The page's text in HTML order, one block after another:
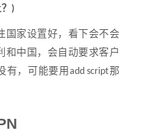
？ )
国家设置好，看下会不会
和中国，会自动要求客户
有，可能要用 add script那